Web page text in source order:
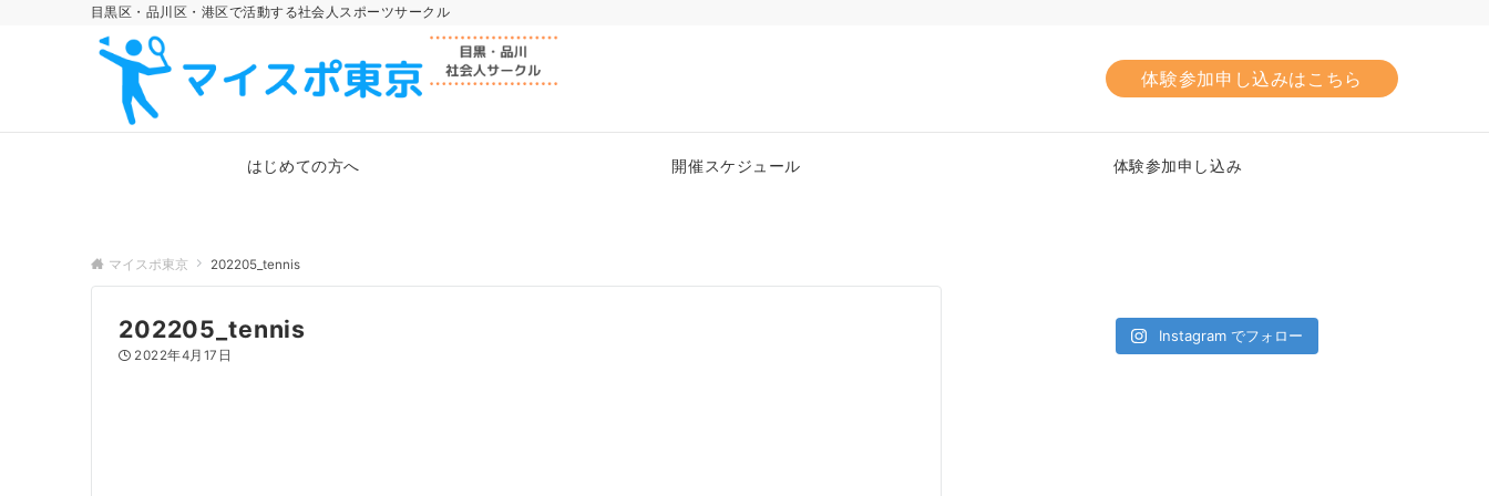
目黒区・品川区・港区で活動する社会人スポーツサークル
体験参加申し込みはこちら
はじめての方へ 開催スケジュール 体験参加申し込み
マイスポ東京 202205_tennis
202205_tennis
2022年4月17日
Instagram でフォロー